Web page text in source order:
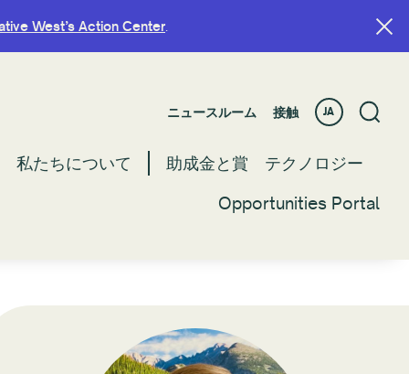
West’s Action Center.
ニュースルーム 接触 JA
私たちについて 助成金と賞
テクノロジー
Opportunities Portal
West’s Action Center.
ニュースルーム 接触 JA
私たちについて 助成金と賞
テクノロジー
Opportunities Portal